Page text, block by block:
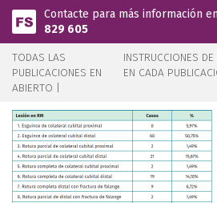
Pasar al contenido principal
Contacte para más información
829 605
TODAS LAS
PUBLICACIONES EN
ABIERTO |
INSTRUCCIONES DE
EN CADA